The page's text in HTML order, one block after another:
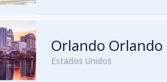
Orlando Orlando
Estados Unidos